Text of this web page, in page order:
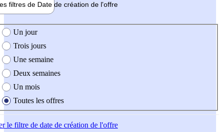
filtres de Date de création de l'offre
création de l'offre
Un jour
Trois jours
Une semaine
Deux semaines
Un mois
Toutes les offres
le filtre de date de création de l'offre